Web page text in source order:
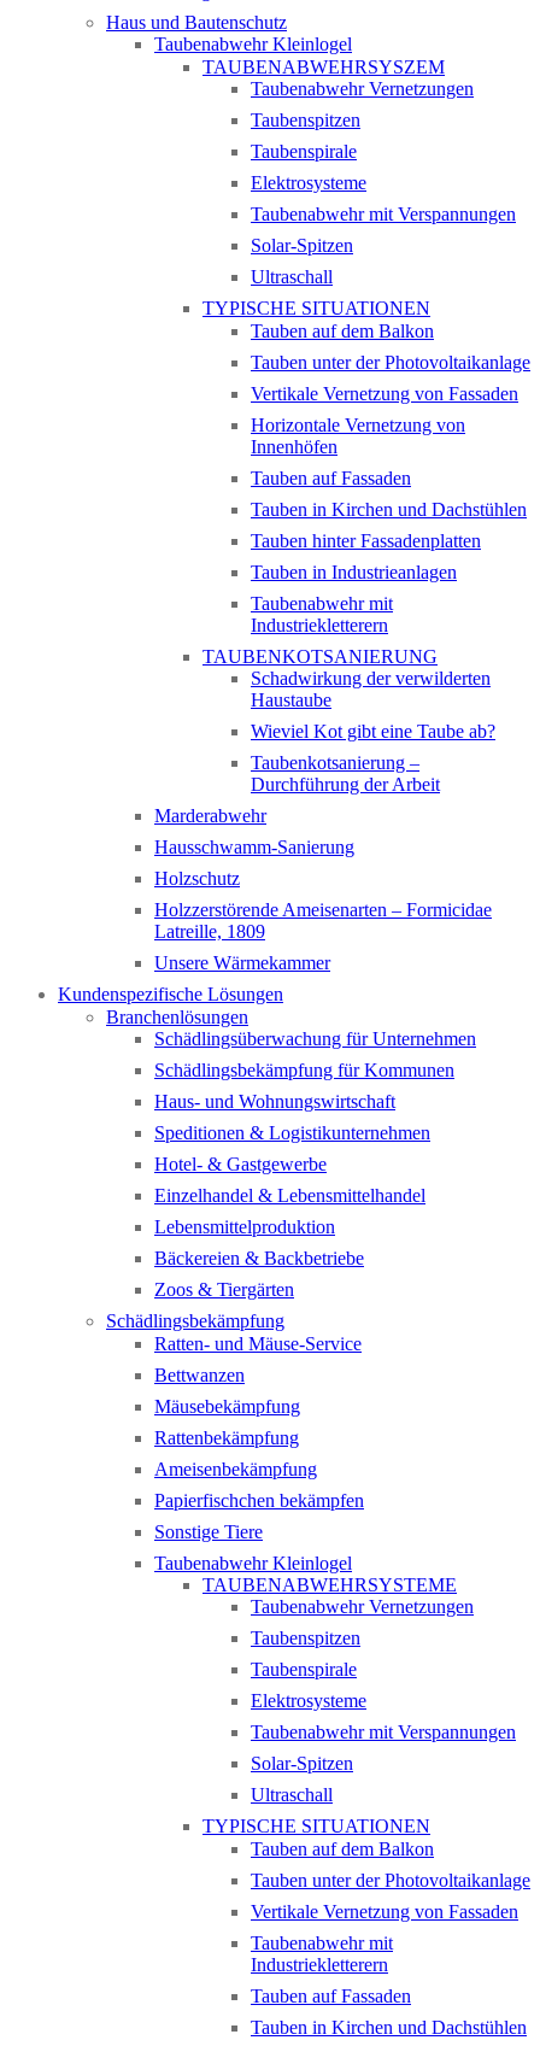
Haus und Bautenschutz
Taubenabwehr Kleinlogel
TAUBENABWEHRSYSZEM
Taubenabwehr Vernetzungen
Taubenspitzen
Taubenspirale
Elektrosysteme
Taubenabwehr mit Verspannungen
Solar-Spitzen
Ultraschall
TYPISCHE SITUATIONEN
Tauben auf dem Balkon
Tauben unter der Photovoltaikanlage
Vertikale Vernetzung von Fassaden
Horizontale Vernetzung von
Innenhöfen
Tauben auf Fassaden
Tauben in Kirchen und Dachstühlen
Tauben hinter Fassadenplatten
Tauben in Industrieanlagen
Taubenabwehr mit
Industriekletterern
TAUBENKOTSANIERUNG
Schadwirkung der verwilderten
Haustaube
Wieviel Kot gibt eine Taube ab?
Taubenkotsanierung –
Durchführung der Arbeit
Marderabwehr
Hausschwamm-Sanierung
Holzschutz
Holzzerstörende Ameisenarten – Formicidae
Latreille, 1809
Unsere Wärmekammer
Kundenspezifische Lösungen
Branchenlösungen
Schädlingsüberwachung für Unternehmen
Schädlingsbekämpfung für Kommunen
Haus- und Wohnungswirtschaft
Speditionen & Logistikunternehmen
Hotel- & Gastgewerbe
Einzelhandel & Lebensmittelhandel
Lebensmittelproduktion
Bäckereien & Backbetriebe
Zoos & Tiergärten
Schädlingsbekämpfung
Ratten- und Mäuse-Service
Bettwanzen
Mäusebekämpfung
Rattenbekämpfung
Ameisenbekämpfung
Papierfischchen bekämpfen
Sonstige Tiere
Taubenabwehr Kleinlogel
TAUBENABWEHRSYSTEME
Taubenabwehr Vernetzungen
Taubenspitzen
Taubenspirale
Elektrosysteme
Taubenabwehr mit Verspannungen
Solar-Spitzen
Ultraschall
TYPISCHE SITUATIONEN
Tauben auf dem Balkon
Tauben unter der Photovoltaikanlage
Vertikale Vernetzung von Fassaden
Taubenabwehr mit
Industriekletterern
Tauben auf Fassaden
Tauben in Kirchen und Dachstühlen